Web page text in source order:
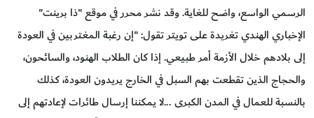
الرسمي الواسع، واضح للغاية. وقد نشر محرر في موقع "ذا برينت"
الإخباري الهندي تغريدة على تويتر تقول: "إن رغبة المغتربين في العودة
إلى بلادهم خلال الأزمة أمر طبيعي. إذا كان الطلاب الهنود، والسائحون،
والحجاج الذين تقطعت بهم السبل في الخارج يريدون العودة، كذلك
بالنسبة للعمال في المدن الكبرى ...لا يمكننا إرسال طائرات لإعادتهم إلى